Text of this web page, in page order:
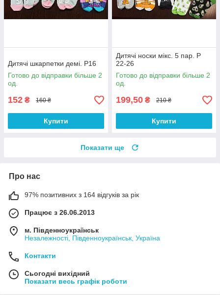
Дитячі шкарпетки демі. Р16
Готово до відправки більше 2
од.
152 ₴ 160 ₴
Купити
Дитячі носки мікс. 5 пар. Р
22-26
Готово до відправки більше 2
од.
199,50 ₴ 210 ₴
Купити
Показати ще
Про нас
97% позитивних з 164 відгуків за рік
Працює з 26.06.2013
м. Південноукраїнськ
Незалежності, Південноукраїнськ, Україна
Контакти
Сьогодні вихідний
Показати весь графік роботи